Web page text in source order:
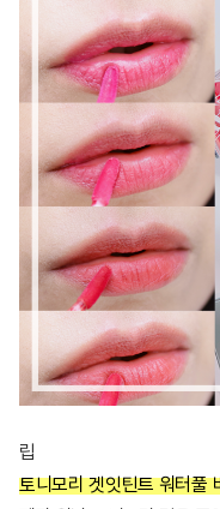
립
토니모리 겟잇틴트 워터풀